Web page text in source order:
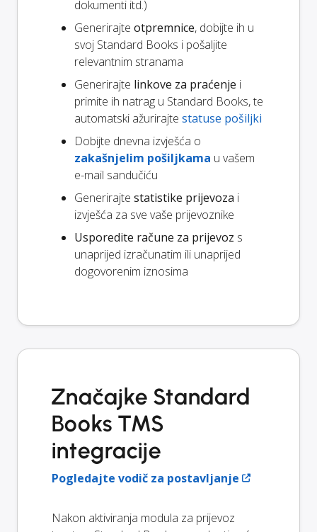
dokumenti itd.)
Generirajte otpremnice, dobijte ih u
svoj Standard Books i pošaljite
relevantnim stranama
Generirajte linkove za praćenje i
primite ih natrag u Standard Books, te
automatski ažurirajte statuse pošiljki
Dobijte dnevna izvješća o
zakašnjelim pošiljkama u vašem
e-mail sandučiću
Generirajte statistike prijevoza i
izvješća za sve vaše prijevoznike
Usporedite račune za prijevoz s
unaprijed izračunatim ili unaprijed
dogovorenim iznosima
Značajke Standard
Books TMS
integracije
Pogledajte vodič za postavljanje
Nakon aktiviranja modula za prijevoz